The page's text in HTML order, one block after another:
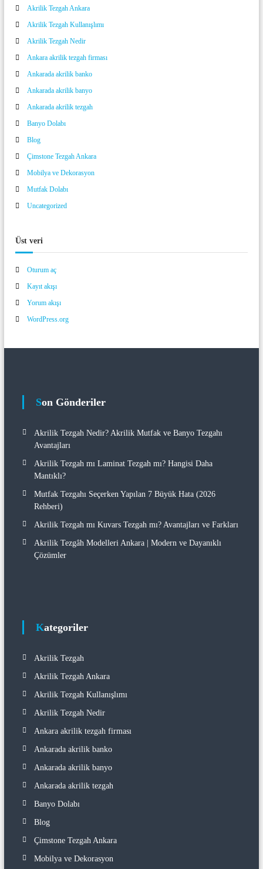
Akrilik Tezgah Ankara
Akrilik Tezgah Kullanışlımı
Akrilik Tezgah Nedir
Ankara akrilik tezgah firması
Ankarada akrilik banko
Ankarada akrilik banyo
Ankarada akrilik tezgah
Banyo Dolabı
Blog
Çimstone Tezgah Ankara
Mobilya ve Dekorasyon
Mutfak Dolabı
Uncategorized
Üst veri
Oturum aç
Kayıt akışı
Yorum akışı
WordPress.org
Son Gönderiler
Akrilik Tezgah Nedir? Akrilik Mutfak ve Banyo Tezgahı
Avantajları
Akrilik Tezgah mı Laminat Tezgah mı? Hangisi Daha
Mantıklı?
Mutfak Tezgahı Seçerken Yapılan 7 Büyük Hata (2026
Rehberi)
Akrilik Tezgah mı Kuvars Tezgah mı? Avantajları ve Farkları
Akrilik Tezgâh Modelleri Ankara | Modern ve Dayanıklı
Çözümler
Kategoriler
Akrilik Tezgah
Akrilik Tezgah Ankara
Akrilik Tezgah Kullanışlımı
Akrilik Tezgah Nedir
Ankara akrilik tezgah firması
Ankarada akrilik banko
Ankarada akrilik banyo
Ankarada akrilik tezgah
Banyo Dolabı
Blog
Çimstone Tezgah Ankara
Mobilya ve Dekorasyon